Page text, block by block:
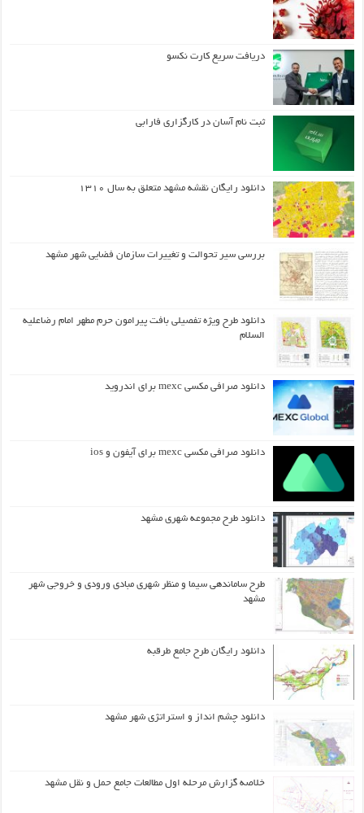
دریافت سریع کارت نکسو
ثبت نام آسان در کارگزاری فارابی
دانلود رایگان نقشه مشهد متعلق به سال ۱۳۱۰
بررسی سیر تحوالت و تغییرات سازمان فضایی شهر مشهد
دانلود طرح ويژه تفصيلي بافت پيرامون حرم مطهر امام رضاعليه
السلام
دانلود صرافی مکسی mexc برای اندروید
دانلود صرافی مکسی mexc برای آیفون و ios
دانلود طرح مجموعه شهری مشهد
طرح ساماندهی سیما و منظر شهری مبادی ورودی و خروجی شهر
مشهد
دانلود رایگان طرح جامع طرقبه
دانلود چشم انداز و استراتژی شهر مشهد
خلاصه گزارش مرحله اول مطالعات جامع حمل و نقل مشهد